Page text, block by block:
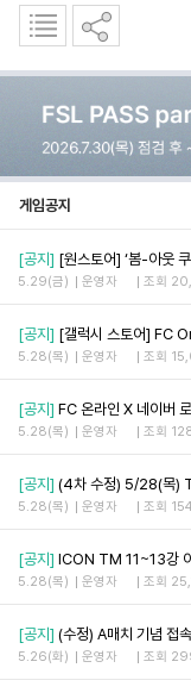
게임공지
[공지] [원스토어] ‘봄-아웃
5.29(금) 운영자 조회
[공지] [갤럭시 스토어] FC
5.28(목) 운영자 조회
[공지] FC 온라인 X 네이버
5.28(목) 운영자 조회
[공지] (4차 수정) 5/28(목)
5.28(목) 운영자 조회
[공지] ICON TM 11~13강
5.28(목) 운영자 조회
[공지] (수정) A매치 기념 접
5.26(화) 운영자 조회